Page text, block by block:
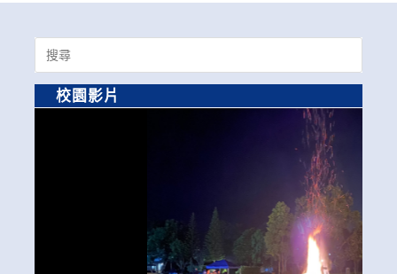
Search
for:
校園影片